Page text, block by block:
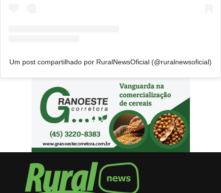
Um post compartilhado por RuralNewsOficial (@ruralnewsoficial)